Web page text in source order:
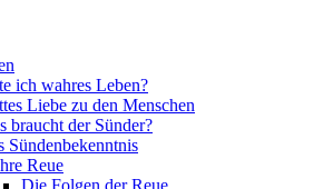
ich wahres Leben?
Liebe zu den Menschen
braucht der Sünder?
Sündenbekenntnis
Reue
Die Folgen der Reue